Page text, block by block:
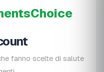
fanno scelte di salute